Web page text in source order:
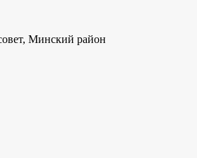
Минский район